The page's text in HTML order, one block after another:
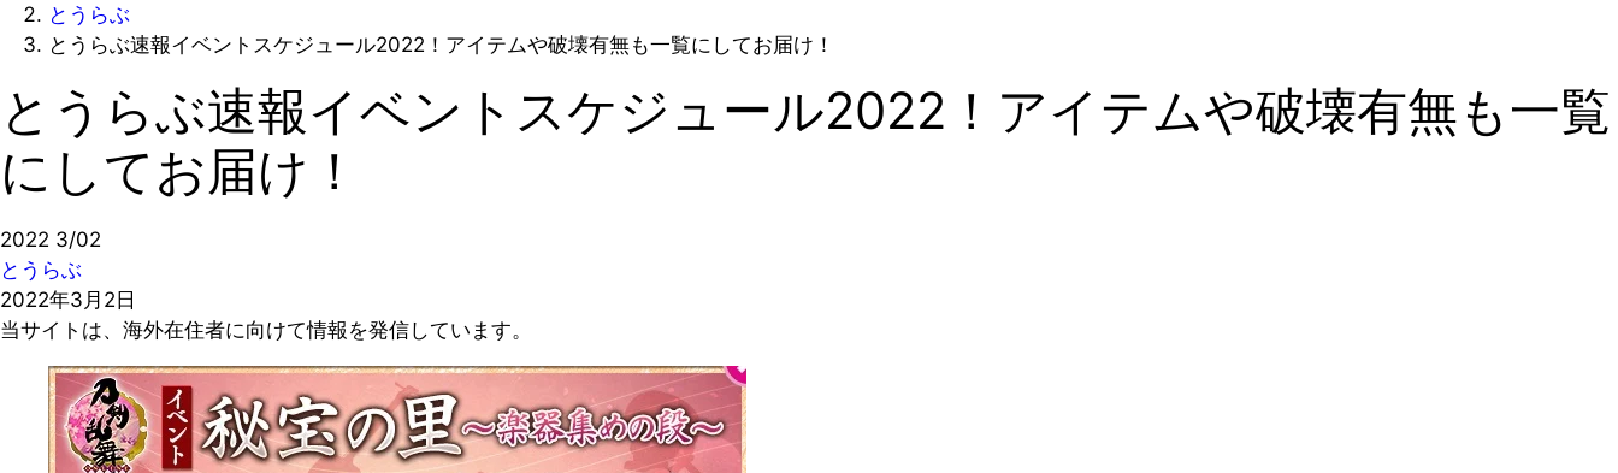
とうらぶ
とうらぶ速報イベントスケジュール2022！アイテムや破壊有無も一覧にしてお届け！
とうらぶ速報イベントスケジュール2022！アイテムや破壊有無も一覧
にしてお届け！
2022 3/02
とうらぶ
2022年3月2日
当サイトは、海外在住者に向けて情報を発信しています。